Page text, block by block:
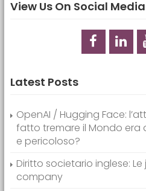
View Us On Social Media
Latest Posts
OpenAI / Hugging Face:
fatto tremare il Mondo era
e pericoloso?
Diritto societario inglese:
company